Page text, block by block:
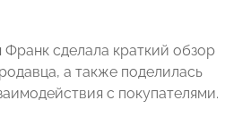
сделала краткий обзор
а также поделилась
с покупателями.